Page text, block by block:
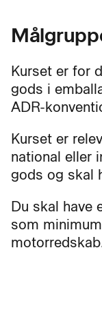
Kurset er for
gods i
ADR-
Kurset er
national eller
gods og skal
Du skal have
som